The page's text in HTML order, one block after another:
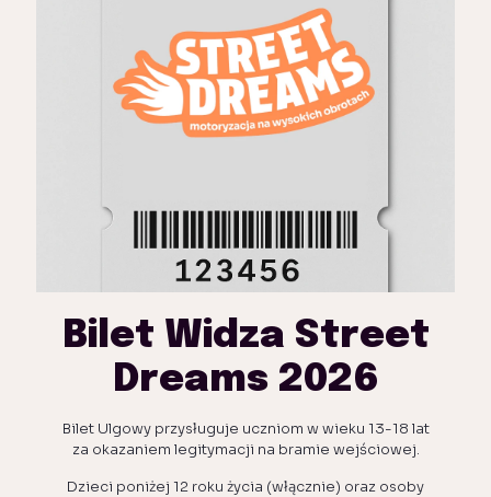
Bilet Widza Street
Dreams 2026
Bilet Ulgowy przysługuje uczniom w wieku 13-18 lat
za okazaniem legitymacji na bramie wejściowej.
Dzieci poniżej 12 roku życia (włącznie) oraz osoby